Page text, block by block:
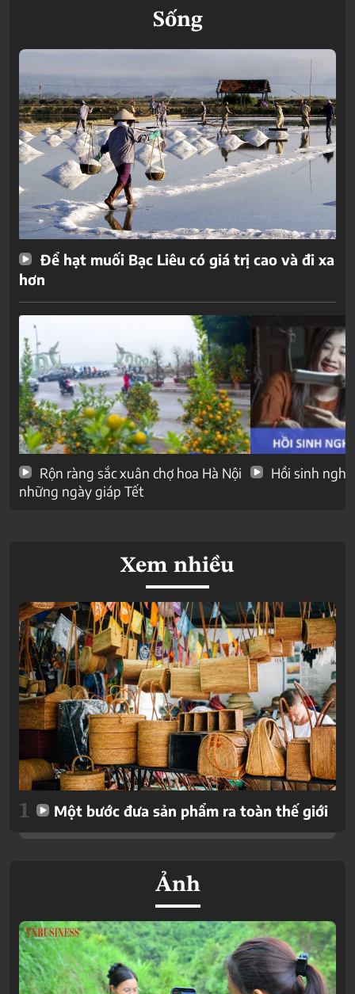
Sống
Để hạt muối Bạc Liêu có giá trị cao và đi xa
hơn
Rộn ràng sắc xuân chợ hoa Hà Nội
những ngày giáp Tết
Hồi sinh
Xem nhiều
1 Một bước đưa sản phẩm ra toàn thế giới
Ảnh